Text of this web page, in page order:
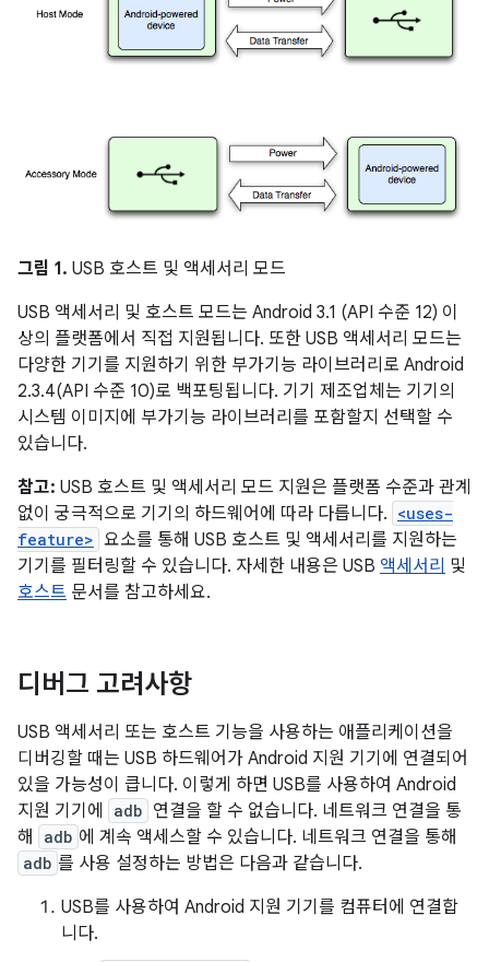
그림 1. USB 호스트 및 액세서리 모드
USB 액세서리 및 호스트 모드는 Android 3.1 (API 수준 12) 이
상의 플랫폼에서 직접 지원됩니다. 또한 USB 액세서리 모드는
다양한 기기를 지원하기 위한 부가기능 라이브러리로 Android
2.3.4(API 수준 10)로 백포팅됩니다. 기기 제조업체는 기기의
시스템 이미지에 부가기능 라이브러리를 포함할지 선택할 수
있습니다.
참고: USB 호스트 및 액세서리 모드 지원은 플랫폼 수준과 관계
없이 궁극적으로 기기의 하드웨어에 따라 다릅니다. <uses-
feature> 요소를 통해 USB 호스트 및 액세서리를 지원하는
기기를 필터링할 수 있습니다. 자세한 내용은 USB 액세서리 및
호스트 문서를 참고하세요.
디버그 고려사항
USB 액세서리 또는 호스트 기능을 사용하는 애플리케이션을
디버깅할 때는 USB 하드웨어가 Android 지원 기기에 연결되어
있을 가능성이 큽니다. 이렇게 하면 USB를 사용하여 Android
지원 기기에
adb 연결을 할 수 없습니다. 네트워크 연결을 통
해
adb 에 계속 액세스할 수 있습니다. 네트워크 연결을 통해
adb 를 사용 설정하는 방법은 다음과 같습니다.
USB를 사용하여 Android 지원 기기를 컴퓨터에 연결합
니다.